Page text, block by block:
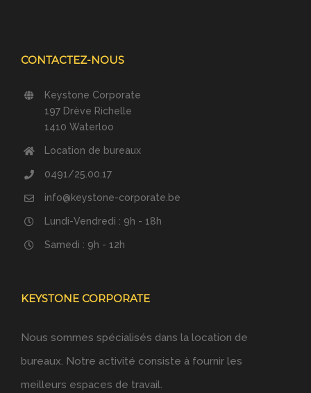
CONTACTEZ-NOUS
Keystone Corporate
197 Drève Richelle
1410 Waterloo
Location de bureaux
0491/25.00.17
info@keystone-corporate.be
Lundi-Vendredi : 9h - 18h
Samedi : 9h - 12h
KEYSTONE CORPORATE
Nous sommes spécialisés dans la location de
bureaux. Notre activité consiste à fournir les
meilleurs espaces de travail.